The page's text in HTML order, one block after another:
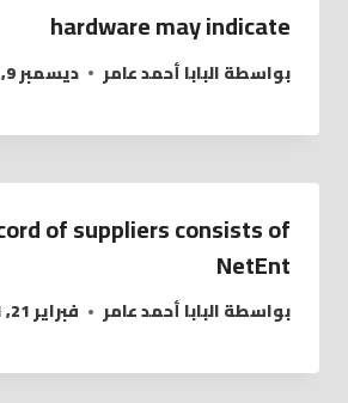
hardware may indicate
بواسطةالبابا أحمد عامر ديسمبر 9, 2021
of suppliers consists of
NetEnt
بواسطةالبابا أحمد عامر فبراير 21, 2021